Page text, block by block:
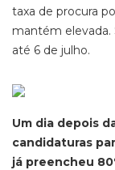
taxa de procura
mantém elevada.
até 6 de julho.
Um dia depois
candidaturas
já preencheu